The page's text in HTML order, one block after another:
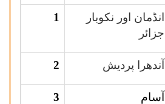
1
انڈمان اور نکوبار
جزائر
2 آندھرا پردیش
3 آسام